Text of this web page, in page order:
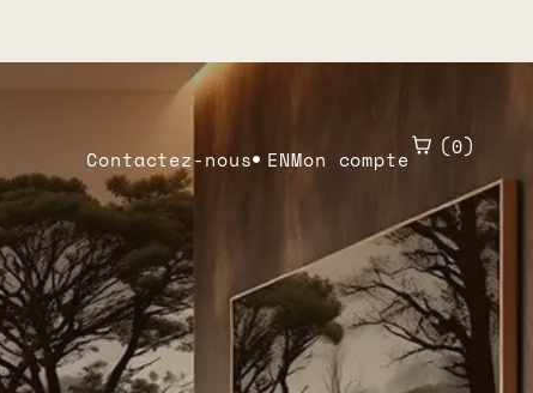
Contactez-nous ENMon compte 0